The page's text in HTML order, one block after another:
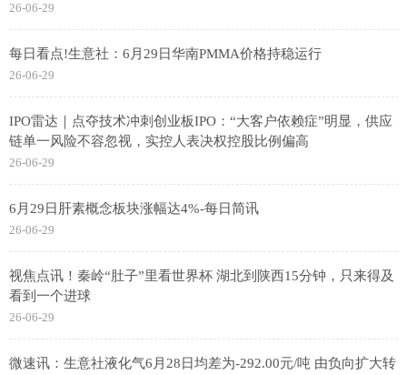
26-06-29
每日看点!生意社：6月29日华南PMMA价格持稳运行
26-06-29
IPO雷达｜点夺技术冲刺创业板IPO：“大客户依赖症”明显，供应
链单一风险不容忽视，实控人表决权控股比例偏高
26-06-29
6月29日肝素概念板块涨幅达4%-每日简讯
26-06-29
视焦点讯！秦岭“肚子”里看世界杯 湖北到陕西15分钟，只来得及
看到一个进球
26-06-29
微速讯：生意社液化气6月28日均差为-292.00元/吨 由负向扩大转